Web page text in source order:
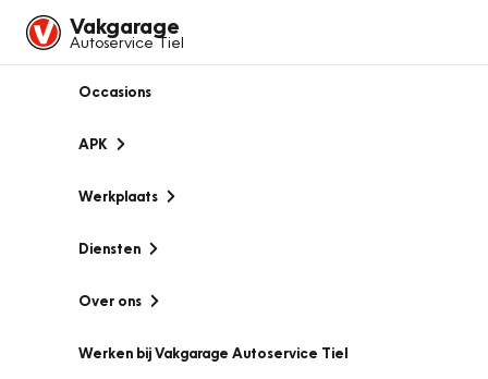
Vakgarage
Autoservice Tiel
Occasions
APK
Werkplaats
Diensten
Over ons
Werken bij Vakgarage Autoservice Tiel